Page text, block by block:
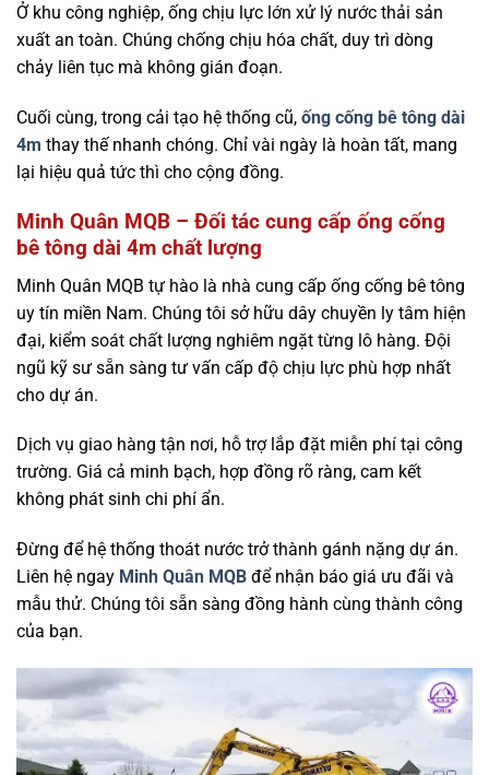
Ở khu công nghiệp, ống chịu lực lớn xử lý nước thải sản
xuất an toàn. Chúng chống chịu hóa chất, duy trì dòng
chảy liên tục mà không gián đoạn.
Cuối cùng, trong cải tạo hệ thống cũ, ống cống bê tông dài
4m thay thế nhanh chóng. Chỉ vài ngày là hoàn tất, mang
lại hiệu quả tức thì cho cộng đồng.
Minh Quân MQB – Đối tác cung cấp ống cống
bê tông dài 4m chất lượng
Minh Quân MQB tự hào là nhà cung cấp ống cống bê tông
uy tín miền Nam. Chúng tôi sở hữu dây chuyền ly tâm hiện
đại, kiểm soát chất lượng nghiêm ngặt từng lô hàng. Đội
ngũ kỹ sư sẵn sàng tư vấn cấp độ chịu lực phù hợp nhất
cho dự án.
Dịch vụ giao hàng tận nơi, hỗ trợ lắp đặt miễn phí tại công
trường. Giá cả minh bạch, hợp đồng rõ ràng, cam kết
không phát sinh chi phí ẩn.
Đừng để hệ thống thoát nước trở thành gánh nặng dự án.
Liên hệ ngay Minh Quân MQB để nhận báo giá ưu đãi và
mẫu thử. Chúng tôi sẵn sàng đồng hành cùng thành công
của bạn.